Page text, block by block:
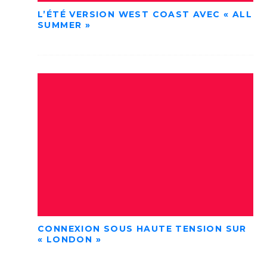
L’ÉTÉ VERSION WEST COAST AVEC « ALL
SUMMER »
CONNEXION SOUS HAUTE TENSION SUR
« LONDON »